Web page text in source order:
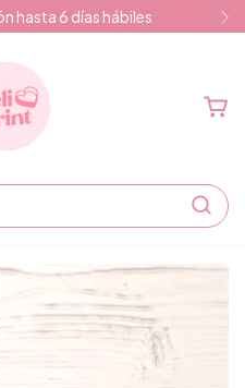
hasta 6 días hábiles